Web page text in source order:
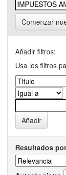
Comenzar
Añadir filtros:
Usa los filtros
Resultados